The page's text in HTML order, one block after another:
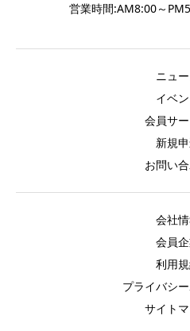
営業時間:AM8:00～
ニュ
イベ
会員サ
新規
お問い
会社
会員
利用
プライバシ
サイト